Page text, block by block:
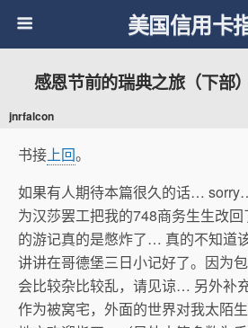
美国信用卡
感恩节前的瑞典之旅（下
jnrfalcon
书接上回。
如果有人期待本篇很久的话…
为汉莎罢工把我的748商务生生改
的游记真的是憋炸了… 真的不知道
讲讲在哥德堡三日小记好了。因为
会比较杂比较乱，请见谅… 另外补
作为被窝宅，外面的世界对我太陌